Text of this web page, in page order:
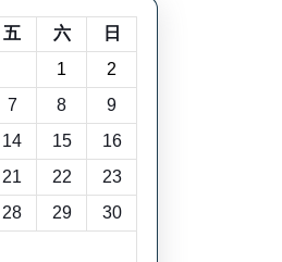
五 六
日
1
2
7 8
9
14 15
16
21 22
23
28 29
30